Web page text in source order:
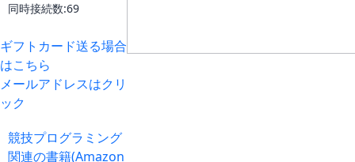
同時接続数:69
ギフトカード送る場合
はこちら
メールアドレスはクリ
ック
競技プログラミング
関連の書籍(Amazon